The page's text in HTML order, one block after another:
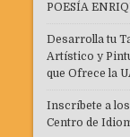
POESÍA
Desarrolla tu
Artístico y
que Ofrece la
Inscríbete a
Centro de